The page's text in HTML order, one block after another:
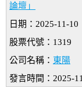
論壇」
日期：2025-11-10
股票代號：1319
公司名稱： 東陽
發言時間：2025-